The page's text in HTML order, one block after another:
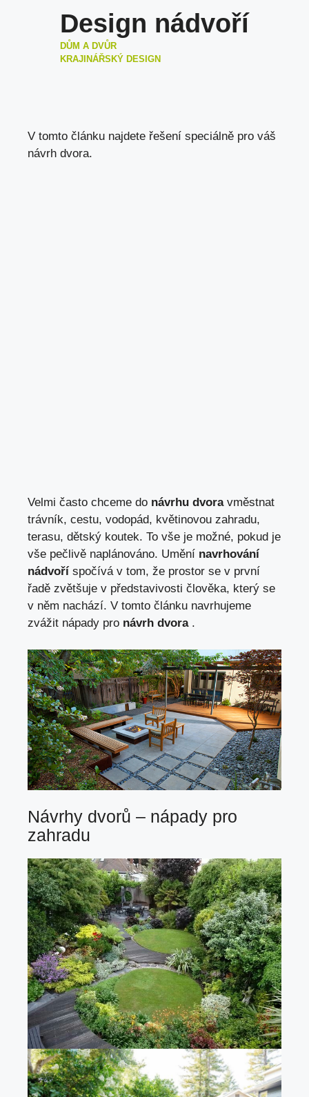
Design nádvoří
DŮM A DVŮR
KRAJINÁŘSKÝ DESIGN
V tomto článku najdete řešení speciálně pro váš
návrh dvora.
Velmi často chceme do návrhu dvoravměstnat
trávník, cestu, vodopád, květinovou zahradu,
terasu, dětský koutek. To vše je možné, pokud je
vše pečlivě naplánováno. Umění navrhování
nádvoří spočívá v tom, že prostor se v první
řadě zvětšuje v představivosti člověka, který se
v něm nachází. V tomto článku navrhujeme
zvážit nápady pro návrh dvora.
Návrhy dvorů – nápady pro
zahradu